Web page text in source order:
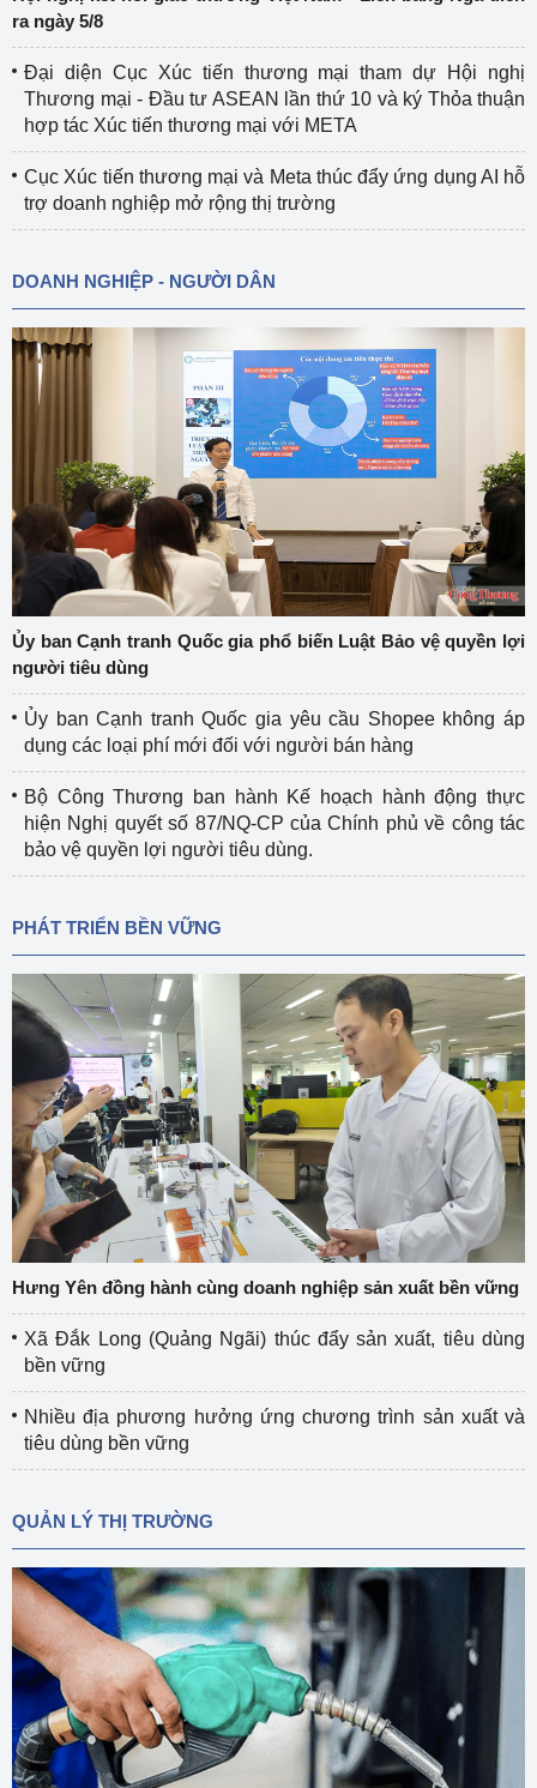
ra ngày 5/8
Đại diện Cục Xúc tiến thương mại tham dự Hội nghị
Thương mại - Đầu tư ASEAN lần thứ 10 và ký Thỏa thuận
hợp tác Xúc tiến thương mại với META
Cục Xúc tiến thương mại và Meta thúc đẩy ứng dụng AI hỗ
trợ doanh nghiệp mở rộng thị trường
DOANH NGHIỆP - NGƯỜI DÂN
Ủy ban Cạnh tranh Quốc gia phổ biến Luật Bảo vệ quyền lợi
người tiêu dùng
Ủy ban Cạnh tranh Quốc gia yêu cầu Shopee không áp
dụng các loại phí mới đối với người bán hàng
Bộ Công Thương ban hành Kế hoạch hành động thực
hiện Nghị quyết số 87/NQ-CP của Chính phủ về công tác
bảo vệ quyền lợi người tiêu dùng.
PHÁT TRIỂN BỀN VỮNG
Hưng Yên đồng hành cùng doanh nghiệp sản xuất bền vững
Xã Đắk Long (Quảng Ngãi) thúc đẩy sản xuất, tiêu dùng
bền vững
Nhiều địa phương hưởng ứng chương trình sản xuất và
tiêu dùng bền vững
QUẢN LÝ THỊ TRƯỜNG